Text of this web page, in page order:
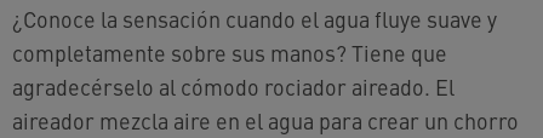
¿Conoce la sensación cuando el agua fluye suave y
completamente sobre sus manos? Tiene que
agradecérselo al cómodo rociador aireado. El
aireador mezcla aire en el agua para crear un chorro